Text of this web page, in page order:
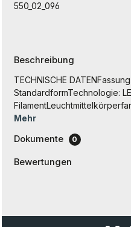
550_02_096
Beschreibung
TECHNISCHE
StandardformTechnologie:
Mehr
Dokumente 0
Bewertungen